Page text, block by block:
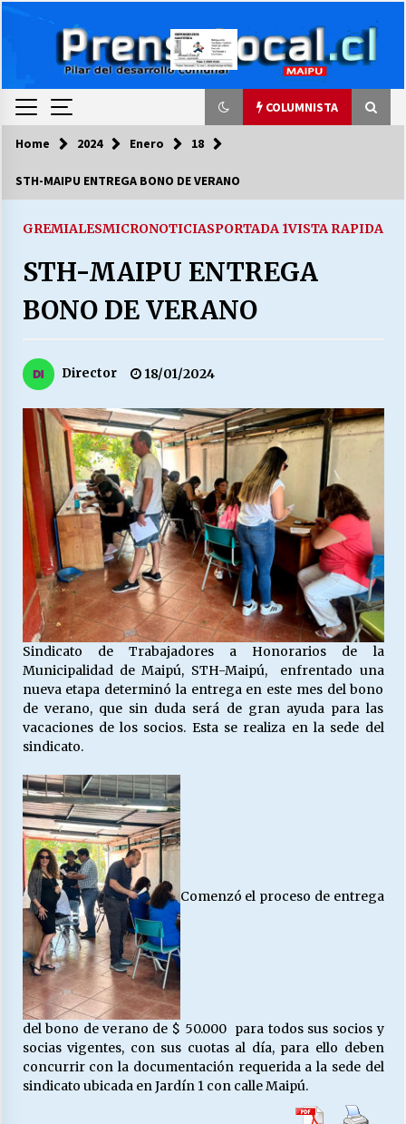
COLUMNISTA
COLUMNISTA
cuándo van a bajar?
HISTORIA
“ORGULLOSOS DE SER DC” SALUDA EL
27/07/2026
MUNICIPALIDAD, TRABAJADORES, CLIMA
LABORAL:
13/07/2026
Escuela hospitalaria El Carmen de Maipu.
25/06/2026
¿Qué habrían dicho?
23/06/2026
VOLVER A SER ALTERNATIVA
16/06/2026
MUNICIPALIDADES, HONORARIOS, DESPIDOS
28/05/2026
Releyendo la Rerum Novarum a 135 años. “La
cuestión social hoy”.
16/05/2026
S.O.S. a los ricos, Save Our Souls (Salvar
Nuestras Almas)
30/04/2026
¿Asesores con doble sueldo?
18/04/2026
Chile y sus segmentos de la riqueza
Home 2024 Enero 18
STH-MAIPU ENTREGA BONO DE VERANO
GREMIALESMICRONOTICIASPORTADA 1VISTA RAPIDA
STH-MAIPU ENTREGA
BONO DE VERANO
Director 18/01/2024
Sindicato de Trabajadores a Honorarios de la
Municipalidad de Maipú, STH-Maipú, enfrentado una
nueva etapa determinó la entrega en este mes del bono
de verano, que sin duda será de gran ayuda para las
vacaciones de los socios. Esta se realiza en la sede del
sindicato.
Comenzó el proceso de entrega
del bono de verano de $ 50.000 para todos sus socios y
socias vigentes, con sus cuotas al día, para ello deben
concurrir con la documentación requerida a la sede del
sindicato ubicada en Jardín 1 con calle Maipú.